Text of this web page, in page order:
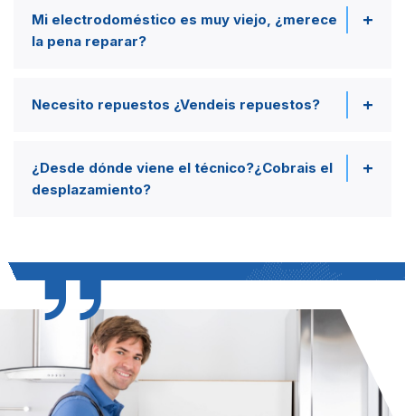
Mi electrodoméstico es muy viejo, ¿merece
la pena reparar?
Necesito repuestos ¿Vendeis repuestos?
¿Desde dónde viene el técnico?¿Cobrais el
desplazamiento?